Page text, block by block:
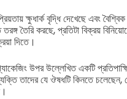
ক্ষুধার্ক বৃদ্ধি দেখেছে এবং বৈশ্বিক
তৈরি করছে, প্রতিটা বিক্রয়
দিতে।
উপর উল্লেখিত একটি
তাদের যে ঔষধটি কিনতে চলেছেন,